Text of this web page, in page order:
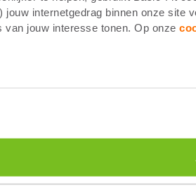
jouw internetgedrag binnen onze site
van jouw interesse tonen. Op onze